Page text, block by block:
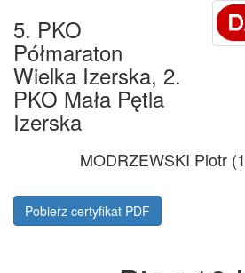
5. PKO
Półmaraton
Wielka Izerska, 2.
PKO Mała Pętla
Izerska
MODRZEWSKI Piotr
Pobierz certyfikat PDF